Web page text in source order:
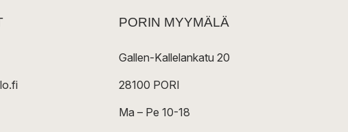
PORIN MYYMÄLÄ
Gallen-Kallelankatu 20
28100 PORI
Ma – Pe 10-18